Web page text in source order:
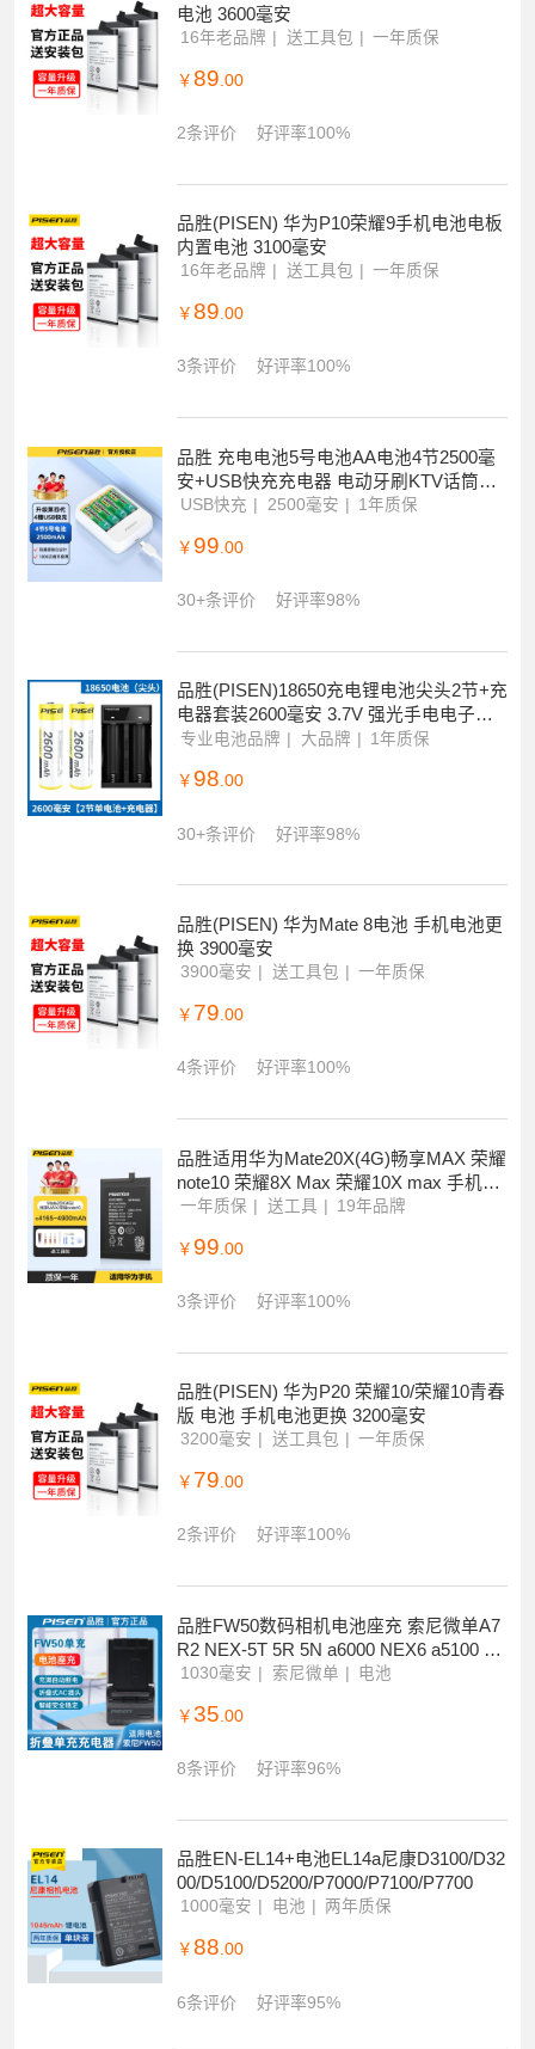
电池 3600毫安
16年老品牌 送工具包 一年质保
￥ 89 .00
2条评价 好评率100%
品胜(PISEN) 华为P10荣耀9手机电池电板
内置电池 3100毫安
16年老品牌 送工具包 一年质保
￥ 89.00
3条评价 好评率100%
品胜 充电电池5号电池AA电池4节2500毫
安+USB快充充电器 电动牙刷KTV话筒遥
控器鼠标玩具闪光灯相机挂钟等
USB快充 2500毫安 1年质保
￥ 99 .00
30+条评价 好评率98%
品胜(PISEN)18650充电锂电池尖头2节+充
电器套装2600毫安 3.7V 强光手电电子锁
闪光灯等
专业电池品牌 大品牌 1年质保
￥ 98.00
30+条评价 好评率98%
品胜(PISEN) 华为Mate 8电池 手机电池更
换 3900毫安
3900毫安 送工具包 一年质保
￥ 79.00
4条评价 好评率100%
品胜适用华为Mate20X(4G)畅享MAX 荣耀
note10 荣耀8X Max 荣耀10X max 手机电
池
一年质保 送工具 19年品牌
￥ 99 .00
3条评价 好评率100%
品胜(PISEN) 华为P20 荣耀10/荣耀10青春
版 电池 手机电池更换 3200毫安
3200毫安 送工具包 一年质保
￥ 79.00
2条评价 好评率100%
品胜FW50数码相机电池座充 索尼微单A7
R2 NEX-5T 5R 5N a6000 NEX6 a5100 充
电器
1030毫安 索尼微单 电池
￥ 35 .00
8条评价 好评率96%
品胜EN-EL14+电池EL14a尼康D3100/D32
00/D5100/D5200/P7000/P7100/P7700
1000毫安 电池 两年质保
￥ 88.00
6条评价 好评率95%